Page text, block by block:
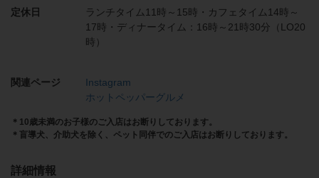
定休日
ランチタイム11時～15時・カフェタイム14時～
17時・ディナータイム：16時～21時30分（LO20
時）
関連ページ
Instagram
ホットペッパーグルメ
＊10歳未満のお子様のご入店はお断りしております。
＊盲導犬、介助犬を除く、ペット同伴でのご入店はお断りしております。
詳細情報